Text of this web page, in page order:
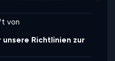
von
unsere Richtlinien zur